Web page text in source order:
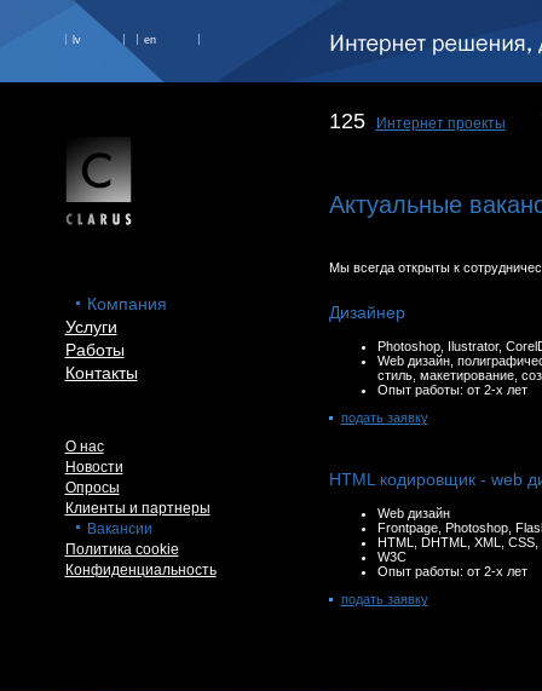
lv en
Компания
Услуги
Работы
Контакты
О нас
Новости
Опросы
Клиенты и партнеры
Вакансии
Политика cookie
Конфиденциальность
125 Интернет проекты
Актуальные
Мы всегда открыты к
Дизайнер
Photoshop, Ilustrator,
Web дизайн,
стиль, макетирование,
Опыт работы: от 2-х лет
подать заявку
HTML кодировщик - web
Web дизайн
Frontpage, Photoshop,
HTML, DHTML, XML,
W3C
Опыт работы: от 2-х лет
подать заявку